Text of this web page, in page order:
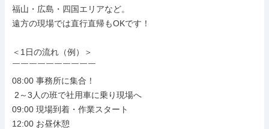
福山・広島・四国エリアなど。
遠方の現場では直行直帰もOKです！
＜1日の流れ（例）＞
￣￣￣￣￣￣￣￣￣￣
08:00 事務所に集合！
09:00 現場到着・作業スタート
12:00 お昼休憩